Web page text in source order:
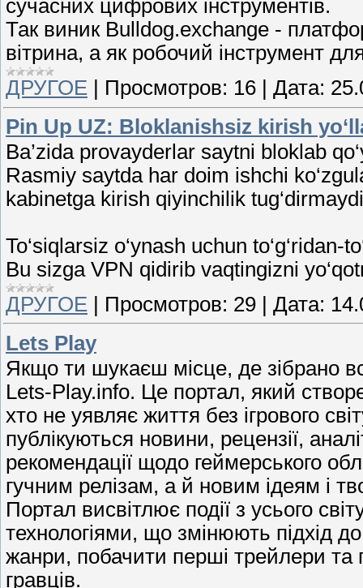
сучасних цифрових інструментів.
Так виник Bulldog.exchange -
вітрина, а як робочий інструмент
ДРУГОЕ
Просмотров: 16 Дата:
Pin Up UZ: Bloklanishsiz kirish
Ba’zida provayderlar saytni bloklab
Rasmiy saytda har doim ishchi
kabinetga kirish qiyinchilik
To‘siqlarsiz o‘ynash uchun to‘g‘ridan-
Bu sizga VPN qidirib vaqtingizni
ДРУГОЕ
Просмотров: 29 Дата:
Lets Play
Якщо ти шукаєш місце, де зібрано
Lets-Play.info. Це портал, який
хто не уявляє життя без ігрового
публікуються новини, рецензії,
рекомендації щодо геймерського
гучним релізам, а й новим ідеям і
Портал висвітлює події з усього
технологіями, що змінюють підхід
жанри, побачити перші трейлери та
гравців.